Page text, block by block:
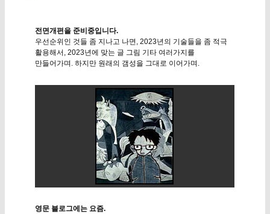
전면개편을 준비중입니다.
우선순위인 것들 좀 지나고 나면, 2023년의 기술들을 좀 적극
활용해서, 2023년에 맞는 글 그림 기타 여러가지를
만들어가며. 하지만 원래의 갬성을 그대로 이어가며.
영문 블로그에는 요즘.